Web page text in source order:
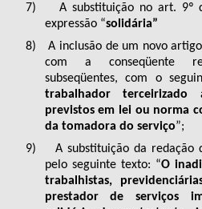
7)
A substituição no art. 9º
expressão “solidária”
8)
A inclusão de um novo
com a conseqüente
subseqüentes, com o
trabalhador
previstos em lei ou norma
da tomadora do serviço”;
9)
A substituição da redação
pelo seguinte texto: “O
trabalhistas,
prestador de serviços